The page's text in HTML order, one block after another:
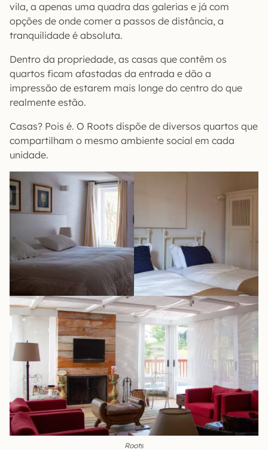
vila, a apenas uma quadra das galerias e já com
opções de onde comer a passos de distância, a
tranquilidade é absoluta.
Dentro da propriedade, as casas que contêm os
quartos ficam afastadas da entrada e dão a
impressão de estarem mais longe do centro do que
realmente estão.
Casas? Pois é. O Roots dispõe de diversos quartos que
compartilham o mesmo ambiente social em cada
unidade.
Roots